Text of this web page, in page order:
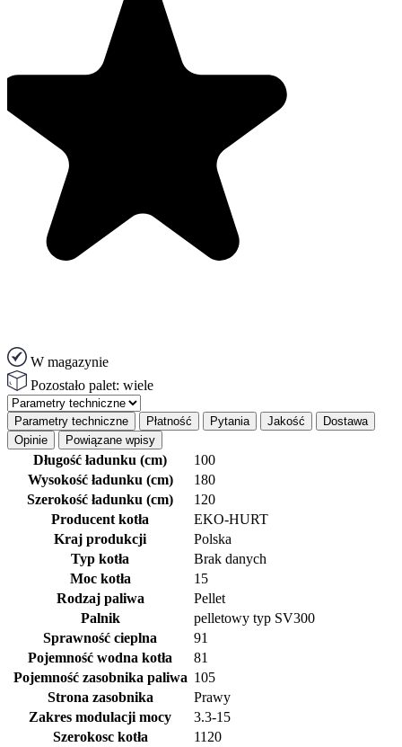
W magazynie
Pozostało palet: wiele
Parametry techniczne Płatność Pytania Jakość
Dostawa
Opinie
Powiązane wpisy
Długość ładunku (cm)
100
Wysokość ładunku (cm)
180
Szerokość ładunku (cm)
120
Producent kotła
EKO-HURT
Kraj produkcji
Polska
Typ kotła
Brak danych
Moc kotła
15
Rodzaj paliwa
Pellet
Palnik
pelletowy typ SV300
Sprawność cieplna
91
Pojemność wodna kotła
81
Pojemność zasobnika paliwa 105
Strona zasobnika
Prawy
Zakres modulacji mocy
3.3-15
Szerokosc kotła
1120